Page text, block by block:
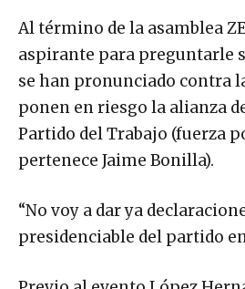
Al término de la asamblea
aspirante para preguntarle
se han pronunciado contra
ponen en riesgo la alianza
Partido del Trabajo (fuerza
pertenece Jaime Bonilla).
“No voy a dar ya
presidenciable del partido